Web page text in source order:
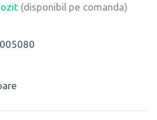
(disponibil pe comanda)